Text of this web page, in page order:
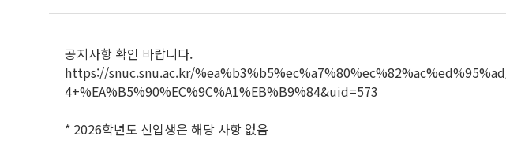
공지사항 확인 바랍니다.
https://snuc.snu.ac.kr/
4+%EA%B5%90%EC%9C%A1%EB%B9%84&uid=573
* 2026학년도 신입생은 해당 사항 없음